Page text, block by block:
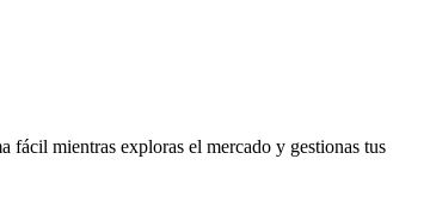
mientras exploras el mercado y gestionas tus